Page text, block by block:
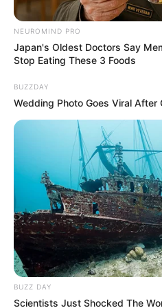
Ingimage.
Habitantes de Usme no
logro de Galán
Por:
Andrés Prieto
Febrero 12, 2025
NEUROMIND PRO
Japan's Oldest Doctors Say
Stop Eating These 3 Foods
BUZZDAY
Wedding Photo Goes Viral After
BUZZ DAY
Scientists Just Shocked The